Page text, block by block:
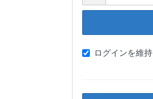
ログインを維持